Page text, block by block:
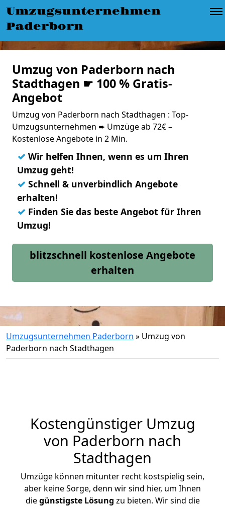
Umzugsunternehmen
Paderborn
Umzug von Paderborn nach
Stadthagen ☛ 100 % Gratis-
Angebot
Umzug von Paderborn nach Stadthagen : Top-
Umzugsunternehmen ➨ Umzüge ab 72€ –
Kostenlose Angebote in 2 Min.
✓ Wir helfen Ihnen, wenn es um Ihren
Umzug geht!
✓ Schnell & unverbindlich Angebote
erhalten!
✓ Finden Sie das beste Angebot für Ihren
Umzug!
blitzschnell kostenlose Angebote
erhalten
Umzugsunternehmen Paderborn » Umzug von
Paderborn nach Stadthagen
Kostengünstiger Umzug
von Paderborn nach
Stadthagen
Umzüge können mitunter recht kostspielig sein,
aber keine Sorge, denn wir sind hier, um Ihnen
diegünstigste Lösung zu bieten. Wir sind die